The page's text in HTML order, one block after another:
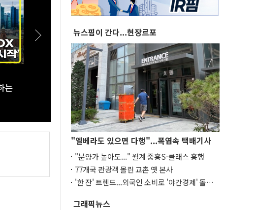
위
[실전! 해외주식] 퀄리스 52주 신고가, 어닝서프
라이즈에 월가 환호
뉴스핌이 간다...현장르포
"엘베라도 있으면 다행"...폭염속 택배기사
"분양가 높아도..." 월계 중흥S-클래스 흥행
77개국 관광객 몰린 교촌 옛 본사
'한 잔' 트렌드...외국인 소비로 '야간경제' 돌파
그래픽뉴스